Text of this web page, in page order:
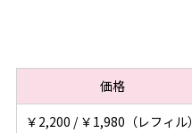
価格
￥2,200 / ￥1,980（レフィル）